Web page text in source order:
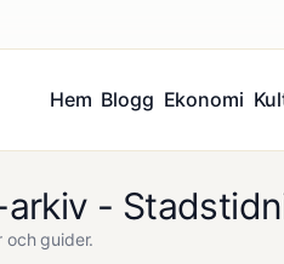
Hem Blogg Ekonomi
-
och guider.